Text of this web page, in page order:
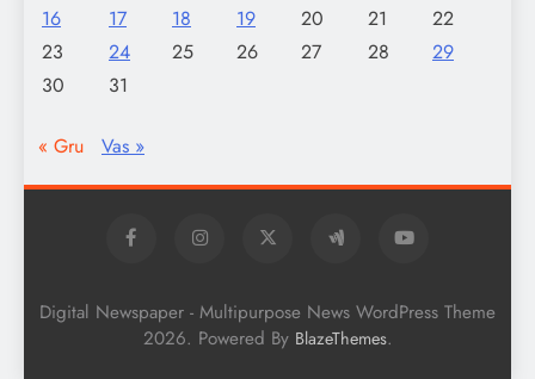
16
17 18 19 20 21
22
23
24 25 26 27 28
29
30
31
« Gru Vas »
Digital Newspaper - Multipurpose News WordPress Theme
2026. Powered By BlazeThemes.